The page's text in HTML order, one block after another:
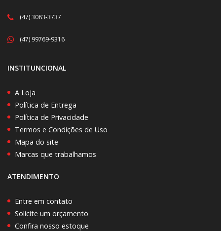
(47) 3083-3737
(47) 99769-9316
INSTITUNCIONAL
A Loja
Política de Entrega
Política de Privacidade
Termos e Condições de Uso
Mapa do site
Marcas que trabalhamos
ATENDIMENTO
Entre em contato
Solicite um orçamento
Confira nosso estoque